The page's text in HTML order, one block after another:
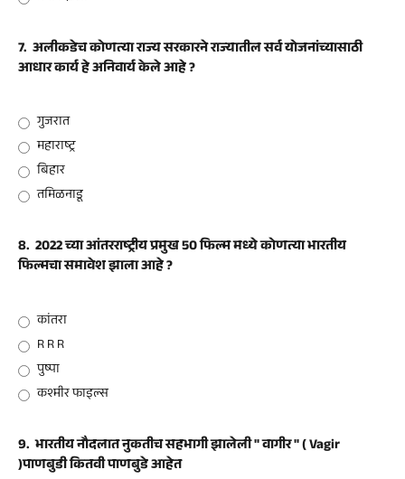
7. अलीकडेच कोणत्या राज्य सरकारने राज्यातील सर्व योजनांच्यासाठी
आधार कार्य हे अनिवार्य केले आहे ?
गुजरात
महाराष्ट्र
बिहार
तमिळनाडू
8. 2022 च्या आंतरराष्ट्रीय प्रमुख 50 फिल्म मध्ये कोणत्या भारतीय
फिल्मचा समावेश झाला आहे ?
कांतरा
R R R
पुष्पा
कश्मीर फाइल्स
9. भारतीय नौदलात नुकतीच सहभागी झालेली " वागीर " ( Vagir
)पाणबुडी कितवी पाणबुडे आहेत